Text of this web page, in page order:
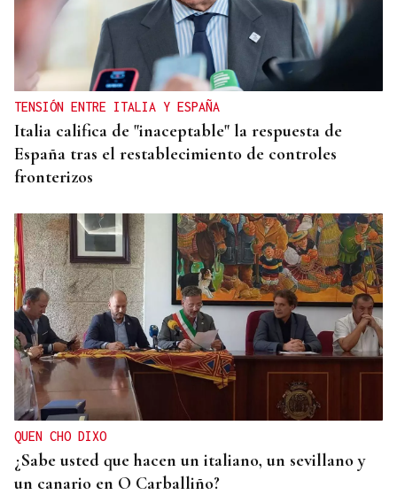
TENSIÓN ENTRE ITALIA Y ESPAÑA
Italia califica de "inaceptable" la respuesta de
España tras el restablecimiento de controles
fronterizos
QUEN CHO DIXO
¿Sabe usted que hacen un italiano, un sevillano y
un canario en O Carballiño?